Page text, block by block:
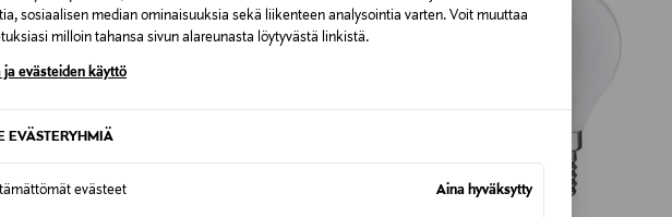
sosiaalisen median ominaisuuksia sekä liikenteen analysointia varten. Voit muuttaa
milloin tahansa sivun alareunasta löytyvästä linkistä.
ja evästeiden käyttö
EVÄSTERYHMIÄ
evästeet Aina hyväksytty